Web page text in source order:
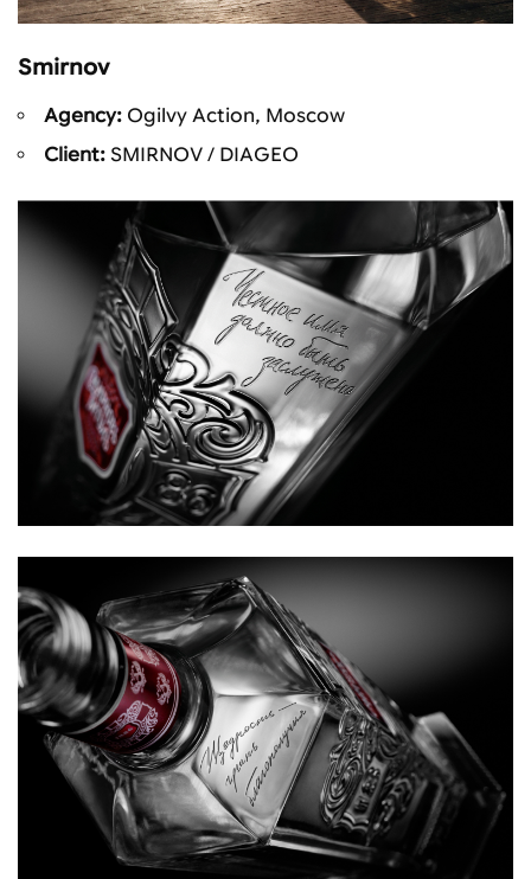
Smirnov
Agency:Ogilvy Action, Moscow
Client:SMIRNOV / DIAGEO